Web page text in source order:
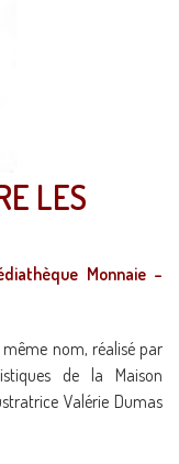
LES
Monnaie –
nom, réalisé par
de la Maison
Valérie Dumas